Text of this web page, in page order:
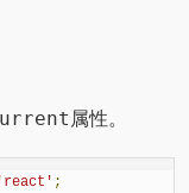
属性。
'react' ;